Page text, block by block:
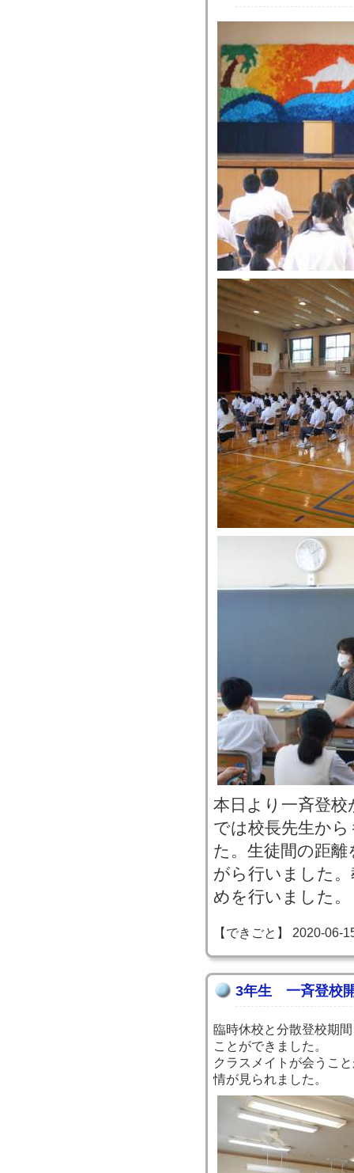
本日より一斉登
では校長先生か
た。生徒間の距
がら行いました
めを行いました。
【できごと】 2020-06-
3年生 一斉登校
臨時休校と分散登校期
ことができました。
クラスメイトが会うこ
情が見られました。